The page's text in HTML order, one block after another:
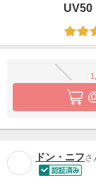
ドン・ニフさ